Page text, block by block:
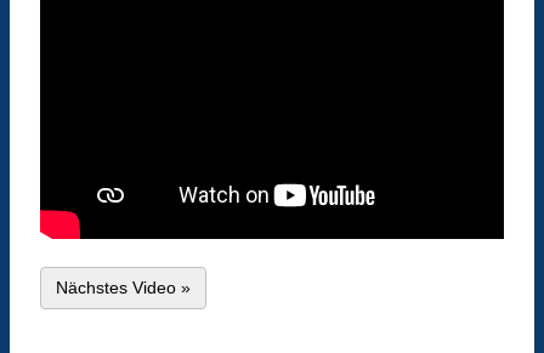
Nächstes Video »